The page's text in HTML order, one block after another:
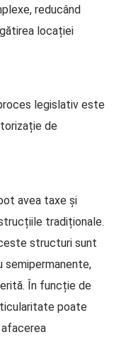
reducând
locației
legislativ este
de
avea taxe și
tradiționale.
structuri sunt
În funcție de
poate